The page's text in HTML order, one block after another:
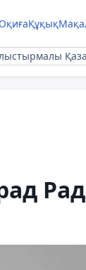
ОқиғаҚұқық